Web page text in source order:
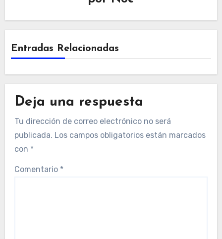
Entradas Relacionadas
Deja una respuesta
Tu dirección de correo electrónico no será
publicada. Los campos obligatorios están marcados
con *
Comentario *